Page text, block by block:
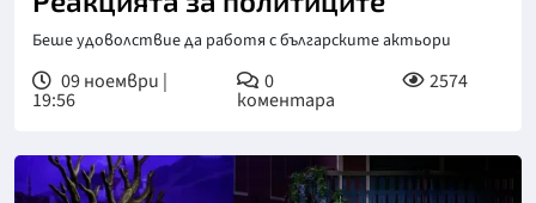
Беше удоволствие да работя с българските актьори
09 ноември |
19:56
0
коментара
2574